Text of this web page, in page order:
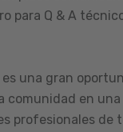
para Q & A
una gran
comunidad en
profesionales de